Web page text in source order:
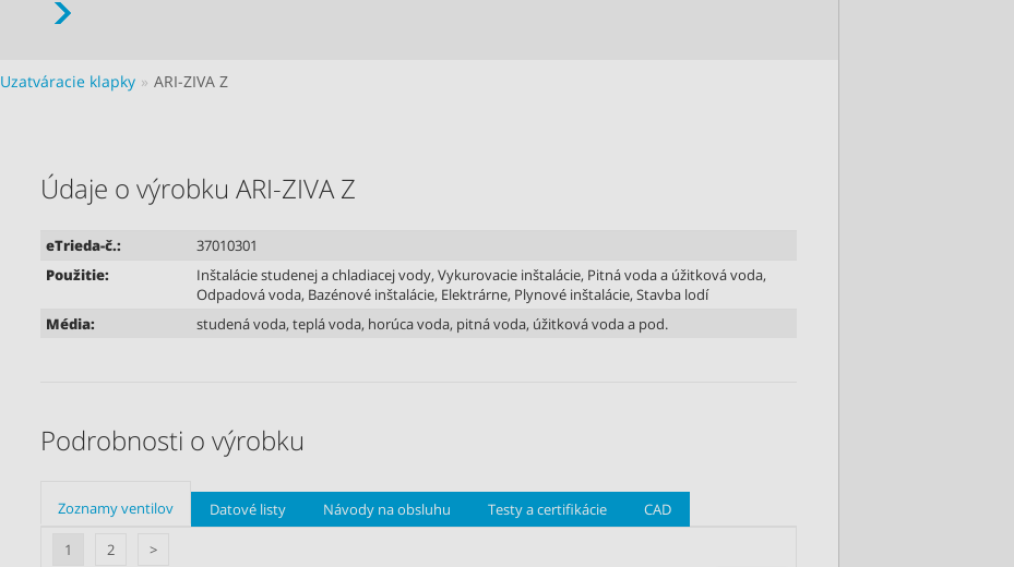
Uzatváracie klapky ARI-ZIVA Z
Údaje o výrobku ARI-ZIVA Z
eTrieda-č.:
37010301
Použitie:
Inštalácie studenej a chladiacej vody, Vykurovacie inštalácie, Pitná voda a úžitková voda,
Odpadová voda, Bazénové inštalácie, Elektrárne, Plynové inštalácie, Stavba lodí
Média:
studená voda, teplá voda, horúca voda, pitná voda, úžitková voda a pod.
Podrobnosti o výrobku
Zoznamy ventilov Datové listy Návody na obsluhu Testy a certifikácie CAD
1 2
>